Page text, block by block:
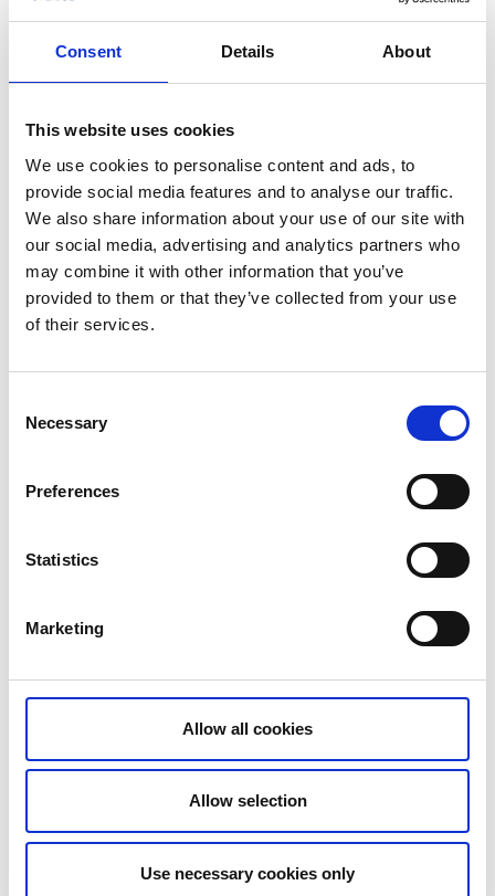
Consent Details About
This website uses cookies
We use cookies to personalise content and ads, to
provide social media features and to analyse our traffic.
We also share information about your use of our site with
our social media, advertising and analytics partners who
may combine it with other information that you’ve
provided to them or that they’ve collected from your use
of their services.
Selection
Necessary
Preferences
Statistics
Marketing
Allow all cookies
Allow selection
Use necessary cookies only
Kör sedan vidare mot Silverfallet och Karlsfors gård
Karlsfors gård >>nedanför fallet finns en utställning
industrihistorien vid Karlsfors samt en
inredningsbutik, ett konstgalleri och ett café. Passa på
att ta en fika och strosa i butiken om den är öppen.
Styr sedan in mot Skövde för att äta engod bit mat >>
och för enskön natts sömn >>.